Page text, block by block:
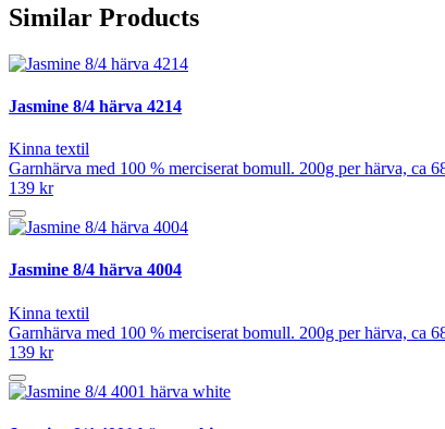
Similar Products
Jasmine 8/4 härva 4214
Kinna textil
Garnhärva med 100 % merciserat bomull. 200g per härva, ca
139 kr
Jasmine 8/4 härva 4004
Kinna textil
Garnhärva med 100 % merciserat bomull. 200g per härva, ca
139 kr